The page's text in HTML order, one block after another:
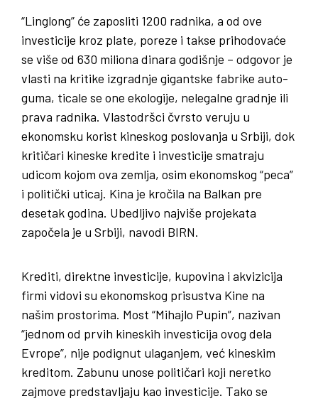
“Linglong” će zaposliti 1200 radnika, a od ove
investicije kroz plate, poreze i takse prihodovaće
se više od 630 miliona dinara godišnje – odgovor je
vlasti na kritike izgradnje gigantske fabrike auto-
guma, ticale se one ekologije, nelegalne gradnje ili
prava radnika. Vlastodršci čvrsto veruju u
ekonomsku korist kineskog poslovanja u Srbiji, dok
kritičari kineske kredite i investicije smatraju
udicom kojom ova zemlja, osim ekonomskog “peca”
i politički uticaj. Kina je kročila na Balkan pre
desetak godina. Ubedljivo najviše projekata
započela je u Srbiji, navodi BIRN.
Krediti, direktne investicije, kupovina i akvizicija
firmi vidovi su ekonomskog prisustva Kine na
našim prostorima. Most “Mihajlo Pupin”, nazivan
“jednom od prvih kineskih investicija ovog dela
Evrope”, nije podignut ulaganjem, već kineskim
kreditom. Zabunu unose političari koji neretko
zajmove predstavljaju kao investicije. Tako se